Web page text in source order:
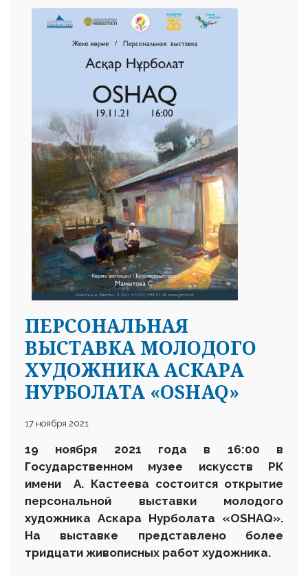
ПЕРСОНАЛЬНАЯ
ВЫСТАВКА МОЛОДОГО
ХУДОЖНИКА АСКАРА
НУРБОЛАТА «OSHAQ»
17 ноября 2021
19 ноября 2021 года в 16:00 в
Государственном музее искусств РК
имени А. Кастеева состоится открытие
персональной выставки молодого
художника Аскара Нурболата «OSHAQ».
На выставке представлено более
тридцати живописных работ художника.